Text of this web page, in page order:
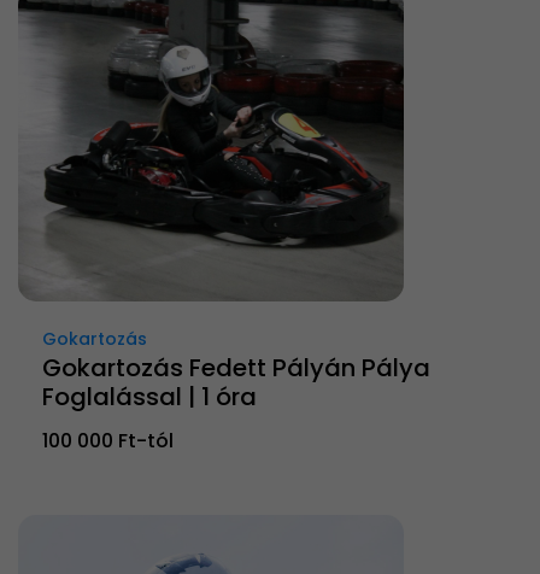
Gokartozás
Gokartozás Fedett Pályán Pálya
Foglalással | 1 óra
100 000 Ft-tól